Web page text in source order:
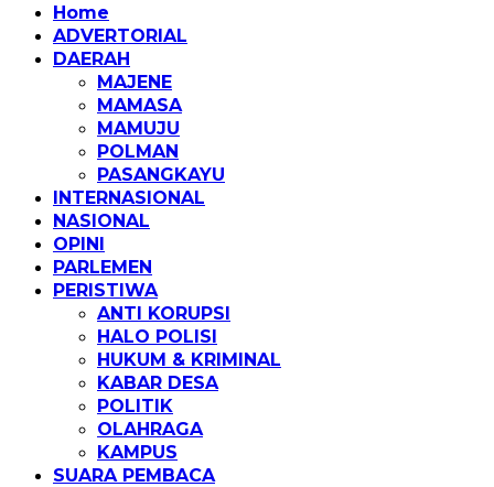
Home
ADVERTORIAL
DAERAH
MAJENE
MAMASA
MAMUJU
POLMAN
PASANGKAYU
INTERNASIONAL
NASIONAL
OPINI
PARLEMEN
PERISTIWA
ANTI KORUPSI
HALO POLISI
HUKUM & KRIMINAL
KABAR DESA
POLITIK
OLAHRAGA
KAMPUS
SUARA PEMBACA